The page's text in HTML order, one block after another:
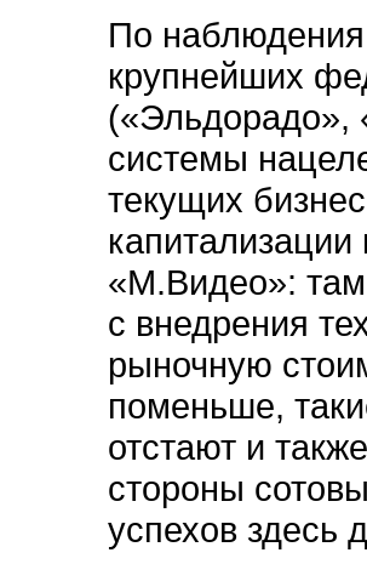
По
крупнейших
(«Эльдорадо»,
системы
текущих
«М.Видео»: там
с внедрения
рыночную
поменьше,
отстают и
стороны
успехов здесь